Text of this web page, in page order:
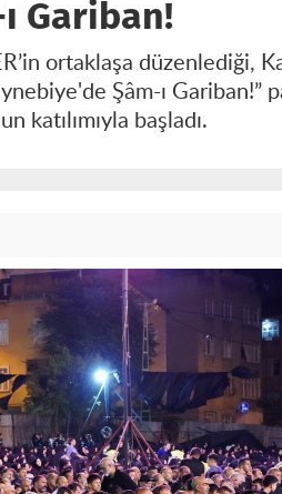
Gariban!
ortaklaşa düzenlediği,
Şâm-ı
katılımıyla başladı.